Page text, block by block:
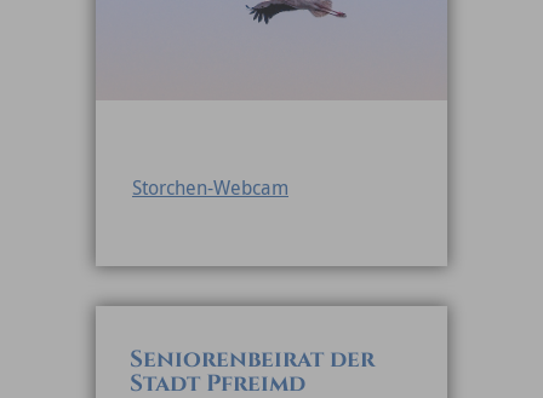
Storchen-Webcam
Seniorenbeirat der
Stadt Pfreimd